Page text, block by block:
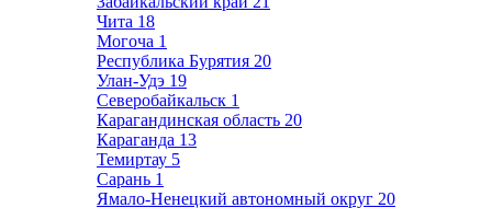
Чита 18
Могоча 1
Республика Бурятия 20
Улан-Удэ 19
Северобайкальск 1
Карагандинская область 20
Караганда 13
Темиртау 5
Сарань 1
Ямало-Ненецкий автономный округ 20